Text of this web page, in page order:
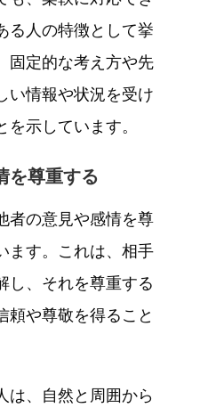
る人の特徴として挙
固定的な考え方や先
い情報や状況を受け
を示しています。
を尊重する
者の意見や感情を尊
ます。これは、相手
し、それを尊重する
頼や尊敬を得ること
は、自然と周囲から